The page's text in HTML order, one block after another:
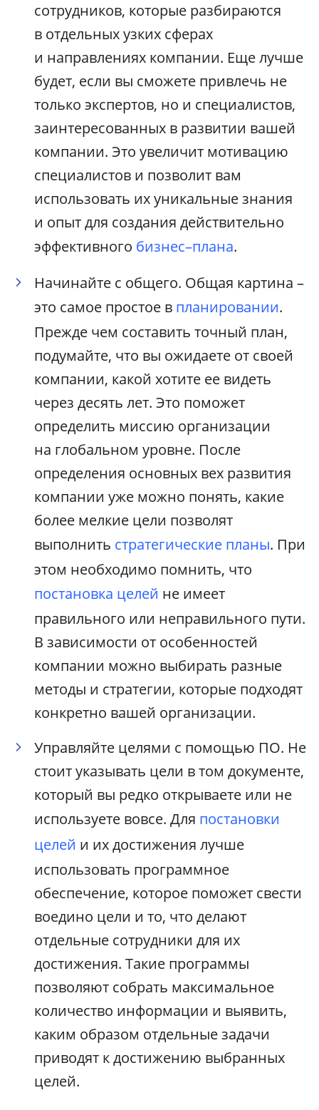
сотрудников, которые разбираются
в отдельных узких сферах
и направлениях компании. Еще лучше
будет, если вы сможете привлечь не
только экспертов, но и специалистов,
заинтересованных в развитии вашей
компании. Это увеличит мотивацию
специалистов и позволит вам
использовать их уникальные знания
и опыт для создания действительно
эффективного бизнес–плана.
Начинайте с общего. Общая картина –
это самое простое в планировании.
Прежде чем составить точный план,
подумайте, что вы ожидаете от своей
компании, какой хотите ее видеть
через десять лет. Это поможет
определить миссию организации
на глобальном уровне. После
определения основных вех развития
компании уже можно понять, какие
более мелкие цели позволят
выполнить стратегические планы. При
этом необходимо помнить, что
постановка целей не имеет
правильного или неправильного пути.
В зависимости от особенностей
компании можно выбирать разные
методы и стратегии, которые подходят
конкретно вашей организации.
Управляйте целями с помощью ПО. Не
стоит указывать цели в том документе,
который вы редко открываете или не
используете вовсе. Для постановки
целей и их достижения лучше
использовать программное
обеспечение, которое поможет свести
воедино цели и то, что делают
отдельные сотрудники для их
достижения. Такие программы
позволяют собрать максимальное
количество информации и выявить,
каким образом отдельные задачи
приводят к достижению выбранных
целей.